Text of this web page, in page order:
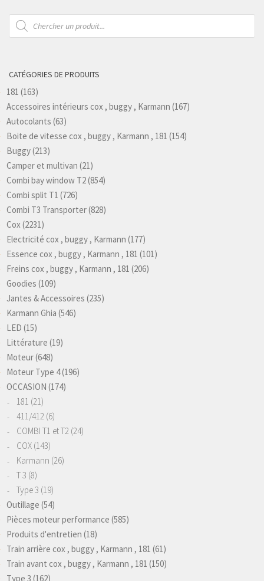
Recherche
de
produits
CATÉGORIES DE PRODUITS
181 (163)
Accessoires intérieurs cox , buggy , Karmann (167)
Autocolants (63)
Boite de vitesse cox , buggy , Karmann , 181 (154)
Buggy(213)
Camper et multivan (21)
Combi bay window T2(854)
Combi split T1 (726)
Combi T3 Transporter(828)
Cox(2231)
Electricité cox , buggy , Karmann (177)
Essence cox , buggy , Karmann , 181 (101)
Freins cox , buggy , Karmann , 181 (206)
Goodies (109)
Jantes & Accessoires (235)
Karmann Ghia (546)
LED (15)
Littérature (19)
Moteur(648)
Moteur Type 4(196)
OCCASION (174)
181 (21)
411/412 (6)
COMBI T1 et T2 (24)
COX (143)
Karmann (26)
T 3 (8)
Type 3 (19)
Outillage (54)
Pièces moteur performance (585)
Produits d'entretien (18)
Train arrière cox , buggy , Karmann , 181 (61)
Train avant cox , buggy , Karmann , 181 (150)
Type 3 (162)